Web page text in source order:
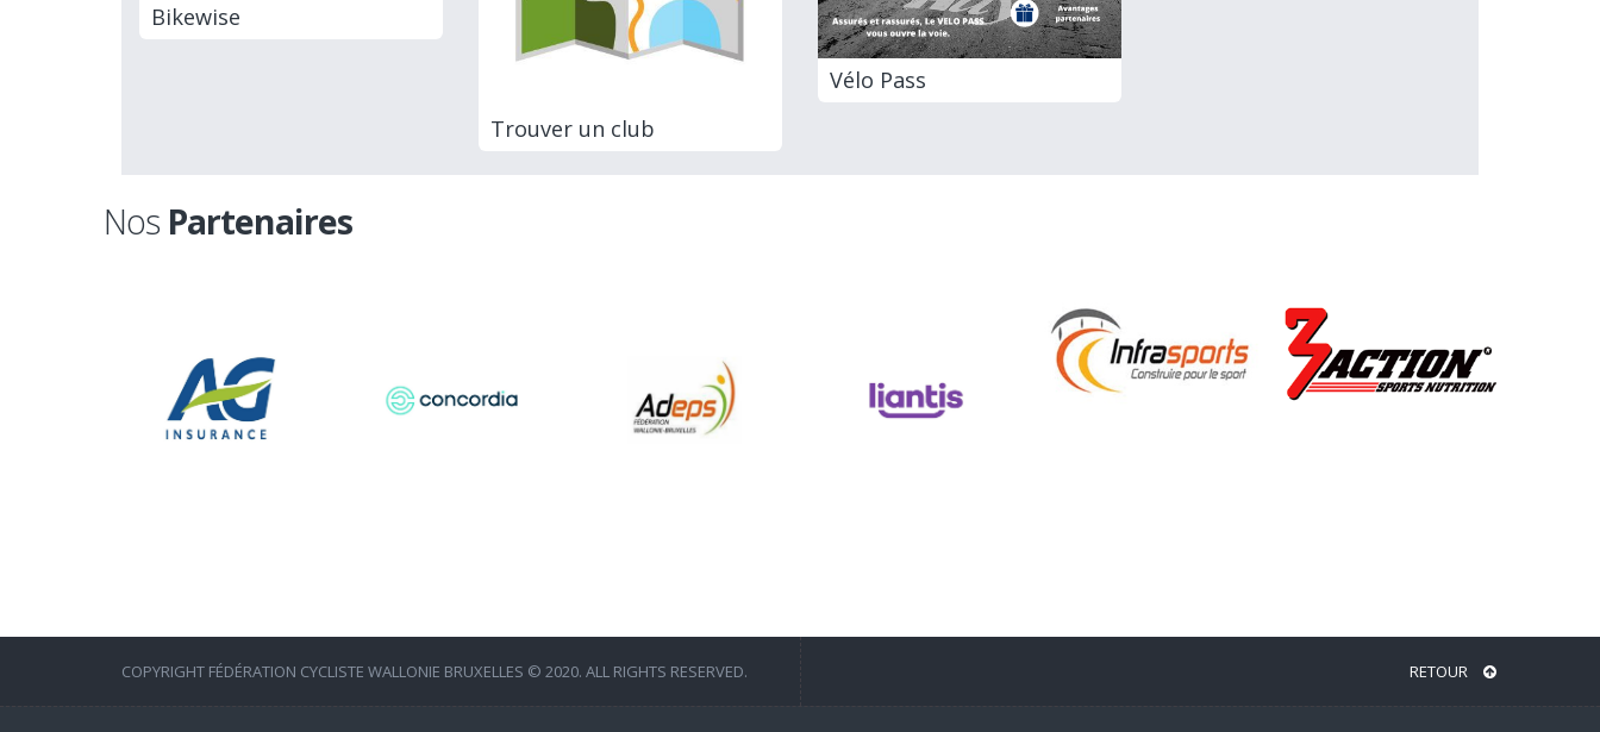
Bikewise
Trouver un club
Vélo Pass
Nos Partenaires
COPYRIGHT FÉDÉRATION CYCLISTE WALLONIE BRUXELLES © 2020. ALL RIGHTS RESERVED. RETOUR